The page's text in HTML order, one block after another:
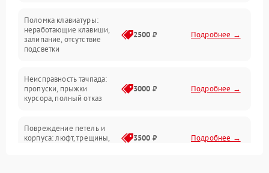
Интерфейсные проблемы
Батарея
Сеть и интернет
Поломка клавиатуры:
неработающие клавиши,
залипание, отсутствие
подсветки
2500 ₽ Подробнее →
Неисправность тачпада:
пропуски, прыжки
курсора, полный отказ
3000 ₽ Подробнее →
Повреждение петель и
корпуса: люфт, трещины,
3500 ₽ Подробнее →